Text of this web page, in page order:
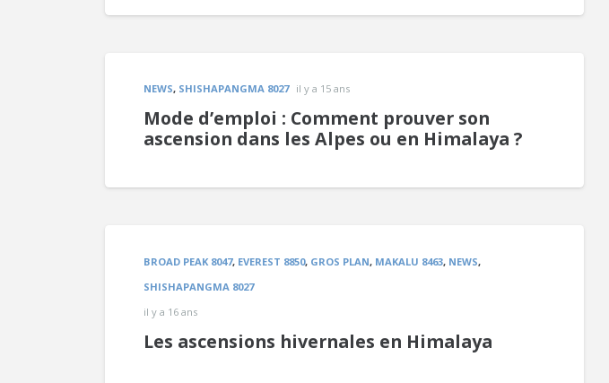
NEWS, SHISHAPANGMA 8027 il y a 15 ans
Mode d’emploi : Comment prouver son
ascension dans les Alpes ou en Himalaya ?
BROAD PEAK 8047, EVEREST 8850, GROS PLAN, MAKALU 8463, NEWS,
SHISHAPANGMA 8027
il y a 16 ans
Les ascensions hivernales en Himalaya